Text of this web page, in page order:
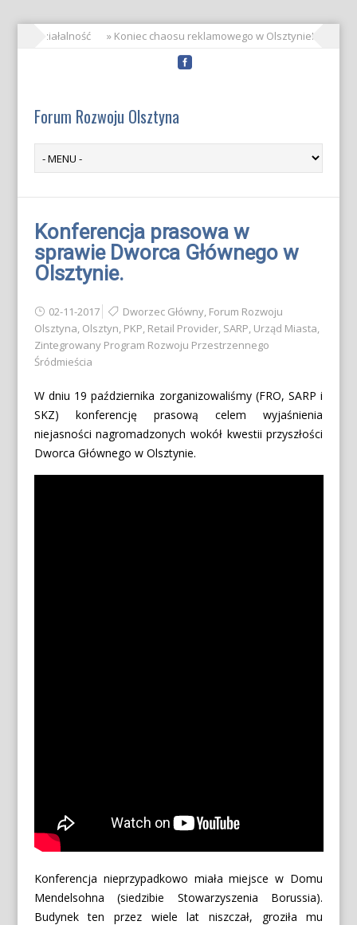
działalność » Koniec chaosu reklamowego w Olsztynie!
Forum Rozwoju Olsztyna
Konferencja prasowa w
sprawie Dworca Głównego w
Olsztynie.
02-11-2017 Dworzec Główny, Forum Rozwoju
Olsztyna, Olsztyn, PKP, Retail Provider, SARP, Urząd Miasta,
Zintegrowany Program Rozwoju Przestrzennego
Śródmieścia
W dniu 19 października zorganizowaliśmy (FRO, SARP i
SKZ) konferencję prasową celem wyjaśnienia
niejasności nagromadzonych wokół kwestii przyszłości
Dworca Głównego w Olsztynie.
Konferencja nieprzypadkowo miała miejsce w Domu
Mendelsohna (siedzibie Stowarzyszenia Borussia).
Budynek ten przez wiele lat niszczał, groziła mu